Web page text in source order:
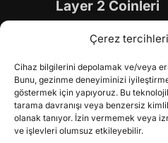
Çerez
Cihaz bilgilerini depolamak ve/veya
Bunu, gezinme deneyiminizi
göstermek için yapıyoruz. Bu
tarama davranışı veya benzersiz
olanak tanıyor. İzin vermemek veya
ve işlevleri olumsuz etkileyebilir.
Layer 2 Coinleri
Yapay Zeka (AI)
Gaming Coinleri
RWA Coinleri
DeFi Coinleri